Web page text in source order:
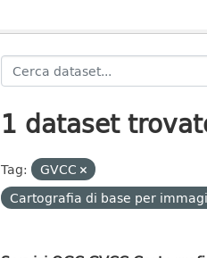
1 dataset
Tag:
GVCC
Cartografia di base per